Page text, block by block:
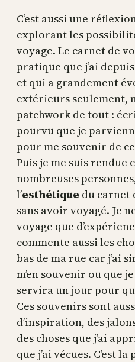
C’est aussi une
explorant les
voyage. Le carnet de
pratique que j’ai
et qui a grandement
extérieurs seulement,
patchwork de tout :
pourvu que je
pour me souvenir de
Puis je me suis rendue
nombreuses
l’esthétique du carnet
sans avoir voyagé. Je
voyage que
commente aussi les
bas de ma rue car j’ai
m’en souvenir ou que
servira un jour pour
Ces souvenirs sont
d’inspiration, des
des choses que j’ai
que j’ai vécues. C’est